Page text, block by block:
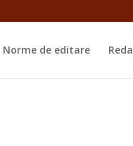
Norme de editare